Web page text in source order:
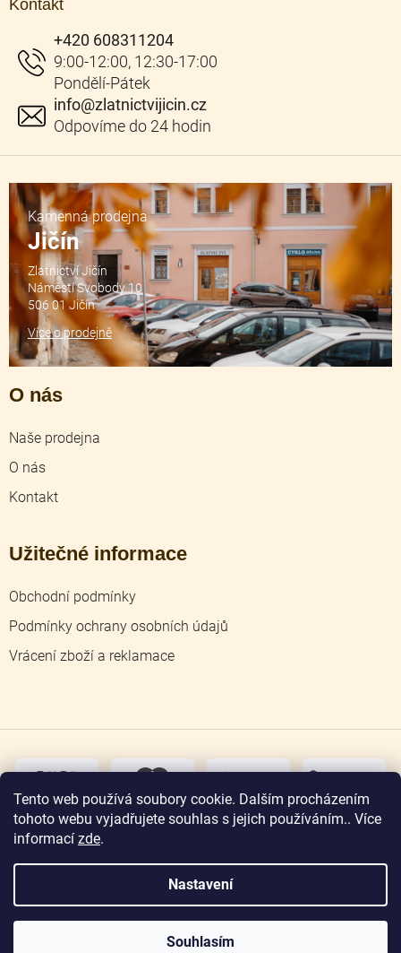
Tento web používá soubory cookie. Dalším procházením
tohoto webu vyjadřujete souhlas s jejich používáním.. Více
informací zde.
Nastavení
Souhlasím
Kontakt
info@zlatnictvijicin.cz
+420 608311204
O nás
Naše prodejna
O nás
Kontakt
Užitečné informace
Obchodní podmínky
Podmínky ochrany osobních údajů
Vrácení zboží a reklamace
Kamenná prodejna
Jičín
Zlatnictví Jičín
Náměstí Svobody 10
506 01 Jičín
Více o prodejně
osobní
Copyright 2026Zlatnictví Jičín. Všechna práva
vyhrazena.